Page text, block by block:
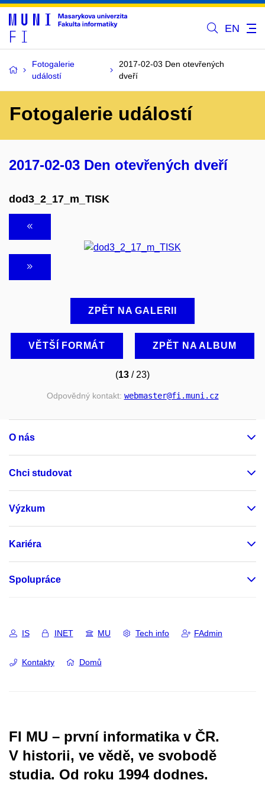
EN
Fotogalerie
událostí
2017-02-03 Den otevřených
dveří
Fotogalerie událostí
2017-02-03 Den otevřených dveří
dod3_2_17_m_TISK
ZPĚT NA GALERII
VĚTŠÍ FORMÁT ZPĚT NA ALBUM
(13 / 23)
Odpovědný kontakt: webmaster@fi.muni.cz
O nás
Chci studovat
Výzkum
Kariéra
Spolupráce
IS INET MU Tech info FAdmin
Kontakty Domů
FI MU – první informatika v ČR.
V historii, ve vědě, ve svobodě
studia. Od roku 1994 dodnes.